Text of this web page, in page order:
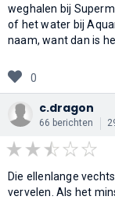
weghalen bij
of het water bij
naam, want dan is
0
c.dragon
66 berichten
Die ellenlange
vervelen. Als het